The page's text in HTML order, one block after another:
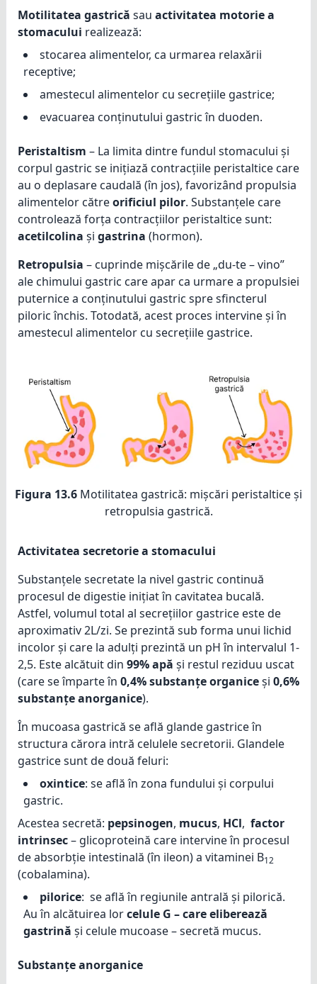
Motilitatea gastrică sau activitatea motorie a
stomacului realizează:
stocarea alimentelor, ca urmarea relaxării
receptive;
amestecul alimentelor cu secrețiile gastrice;
evacuarea conținutului gastric în duoden.
Peristaltism – La limita dintre fundul stomacului și
corpul gastric se inițiază contracțiile peristaltice care
au o deplasare caudală (în jos), favorizând propulsia
alimentelor cătreorificiul pilor. Substanțele care
controlează forța contracțiilor peristaltice sunt:
acetilcolina și gastrina (hormon).
Retropulsia – cuprinde mișcările de „du-te – vino”
ale chimului gastric care apar ca urmare a propulsiei
puternice a conținutului gastric spre sfincterul
piloric închis. Totodată, acest proces intervine și în
amestecul alimentelor cu secrețiile gastrice.
Figura 13.6 Motilitatea gastrică: mișcări peristaltice și
retropulsia gastrică.
Activitatea secretorie a stomacului
Substanțele secretate la nivel gastric continuă
procesul de digestie inițiat în cavitatea bucală.
Astfel, volumul total al secrețiilor gastrice este de
aproximativ 2L/zi. Se prezintă sub forma unui lichid
incolor și care la adulți prezintă un pH în intervalul 1-
2,5. Este alcătuit din 99% apă și restul reziduu uscat
(care se împarte în 0,4% substanțe organiceși 0,6%
substanțe anorganice).
În mucoasa gastrică se află glande gastrice în
structura cărora intră celulele secretorii. Glandele
gastrice sunt de două feluri:
oxintice: se află în zona fundului și corpului
gastric.
Acestea secretă: pepsinogen, mucus, HCl, factor
intrinsec– glicoproteină care intervine în procesul
de absorbție intestinală (în ileon) a vitaminei B12
(cobalamina).
pilorice: se află în regiunile antrală și pilorică.
Au în alcătuirea lorcelule G – care eliberează
gastrină și celule mucoase – secretă mucus.
Substanțe anorganice